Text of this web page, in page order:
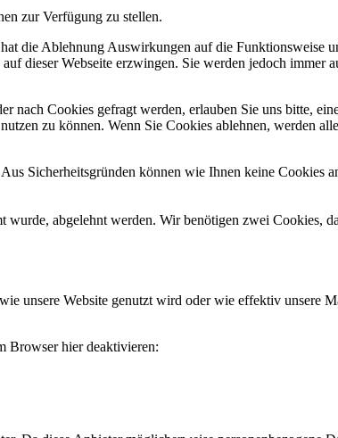
zur Verfügung zu stellen.
die Ablehnung Auswirkungen auf die Funktionsweise
dieser Webseite erzwingen. Sie werden jedoch immer
nach Cookies gefragt werden, erlauben Sie uns bitte,
zu können. Wenn Sie Cookies ablehnen, werden
Sicherheitsgründen können wie Ihnen keine Cookies
abgelehnt werden. Wir benötigen zwei Cookies,
unsere Website genutzt wird oder wie effektiv unsere
Browser hier deaktivieren: